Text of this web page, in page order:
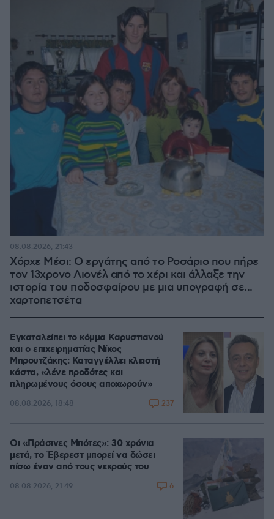
Χόρχε Μέσι: Ο εργάτης από το Ροσάριο που πήρε
τον 13χρονο Λιονέλ από το χέρι και άλλαξε την
ιστορία του ποδοσφαίρου με μια υπογραφή σε...
χαρτοπετσέτα
08.08.2026, 21:43
Εγκαταλείπει το κόμμα Καρυστιανού
και ο επιχειρηματίας Νίκος
Μπρουτζάκης: Καταγγέλλει κλειστή
κάστα, «λένε προδότες και
πληρωμένους όσους αποχωρούν»
08.08.2026, 18:48 237
Οι «Πράσινες Μπότες»: 30 χρόνια
μετά, το Έβερεστ μπορεί να δώσει
πίσω έναν από τους νεκρούς του
08.08.2026, 21:49 6